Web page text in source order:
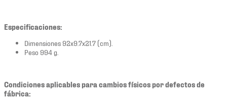
Especificaciones:
Dimensiones 92x9.7x21.7 (cm).
Peso 994 g.
Condiciones aplicables para cambios físicos por defectos de
fábrica: